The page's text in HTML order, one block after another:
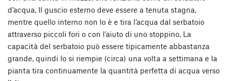
d’acqua. Il guscio esterno deve essere a tenuta stagna,
mentre quello interno non lo è e tira l’acqua dal serbatoio
attraverso piccoli fori o con l’aiuto di uno stoppino. La
capacità del serbatoio può essere tipicamente abbastanza
grande, quindi lo si riempie (circa) una volta a settimana e la
pianta tira continuamente la quantità perfetta di acqua verso